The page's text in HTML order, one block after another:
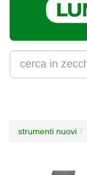
strumenti nuovi